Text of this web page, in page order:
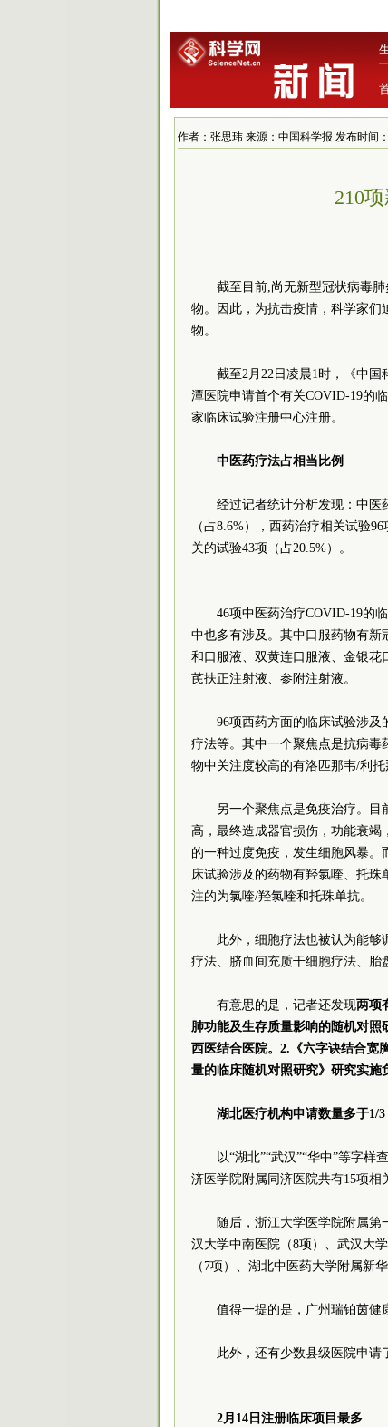
作者：张思玮 来源：中国科学报 发布时间：
210
截至目前,尚无新型冠状病毒
物。因此，为抗击疫情，科学家
物。
截至2月22日凌晨1时，《中
潭医院申请首个有关COVID-19的
家临床试验注册中心注册。
中医药疗法占相当比例
经过记者统计分析发现：中医
（占8.6%），西药治疗相关试验
关的试验43项（占20.5%）。
46项中医药治疗COVID-19的
中也多有涉及。其中口服药物有新
和口服液、双黄连口服液、金银花
芪扶正注射液、参附注射液。
96项西药方面的临床试验涉
疗法等。其中一个聚焦点是抗病
物中关注度较高的有洛匹那韦/利
另一个聚焦点是免疫治疗。
高，最终造成器官损伤，功能衰竭
的一种过度免疫，发生细胞风暴
床试验涉及的药物有羟氯喹、托
注的为氯喹/羟氯喹和托珠单抗。
此外，细胞疗法也被认为能
疗法、脐血间充质干细胞疗法、胎
有意思的是，记者还发现两项
肺功能及生存质量影响的随机对
西医结合医院。2.《六字诀结合宽
量的临床随机对照研究》研究实施
湖北医疗机构申请数量多于1/3
以“湖北”“武汉”“华中”等字样
济医学院附属同济医院共有15项相
随后，浙江大学医学院附属
汉大学中南医院（8项）、武汉大
（7项）、湖北中医药大学附属新
值得一提的是，广州瑞铂茵健
此外，还有少数县级医院申请
2月14日 注册临床项目最多